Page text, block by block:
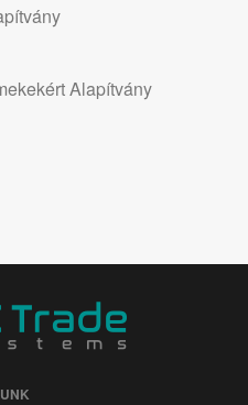
Alapítvány